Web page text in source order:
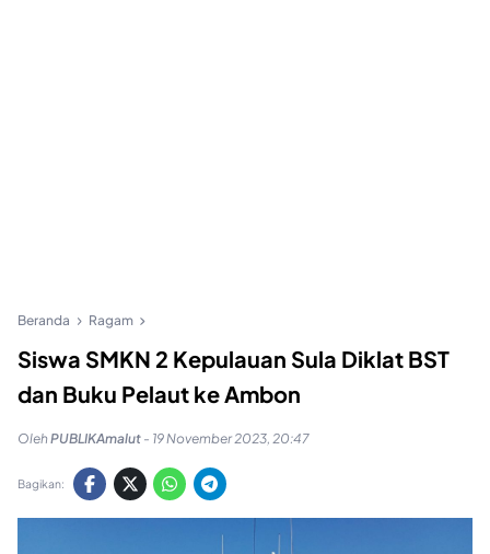
Beranda Ragam
Siswa SMKN 2 Kepulauan Sula Diklat BST
dan Buku Pelaut ke Ambon
OlehPUBLIKAmalut - 19 November 2023, 20:47
Bagikan: